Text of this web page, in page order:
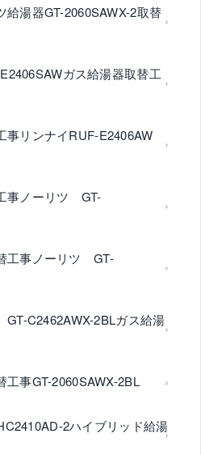
湯器GT-2060SAWX-2取替
ガス給湯器取替工
事リンナイRUF-E2406AW
事ノーリツ GT-
工事ノーリツ GT-
C2462AWX-2BLガス給湯
工事GT-2060SAWX-2BL
2ハイブリッド給湯